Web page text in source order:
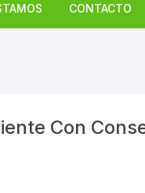
CONTACTO
Con